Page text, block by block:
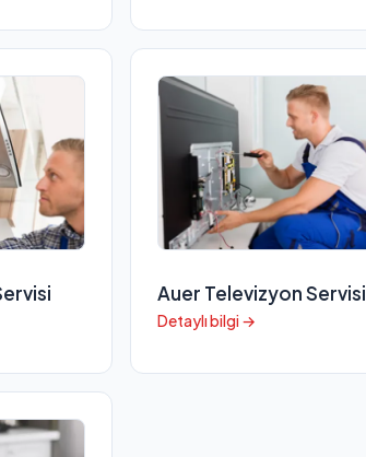
Auer Televizyon Servisi
Detaylı bilgi →